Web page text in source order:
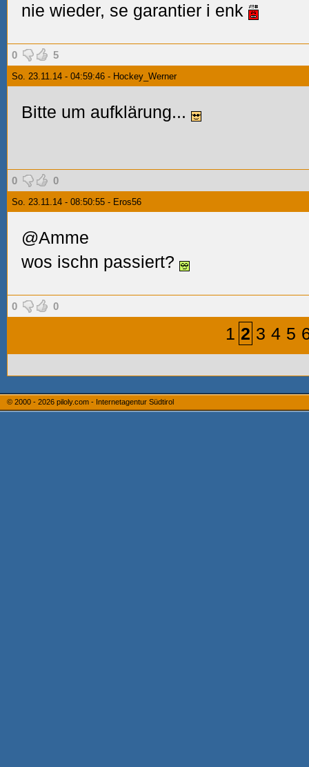
nie wieder, se garantier i enk
0 5
So. 23.11.14 - 04:59:46 - Hockey_Werner
Bitte um aufklärung...
0 0
So. 23.11.14 - 08:50:55 - Eros56
@Amme
wos ischn passiert?
0 0
1 2 3 4 5
© 2000 - 2026 piloly.com - Internetagentur Südtirol